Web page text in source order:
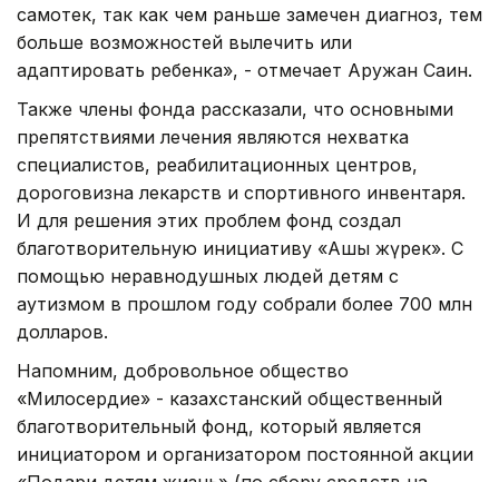
самотек, так как чем раньше замечен диагноз, тем
больше возможностей вылечить или
адаптировать ребенка», - отмечает Аружан Саин.
Также члены фонда рассказали, что основными
препятствиями лечения являются нехватка
специалистов, реабилитационных центров,
дороговизна лекарств и спортивного инвентаря.
И для решения этих проблем фонд создал
благотворительную инициативу «Ашық жүрек». С
помощью неравнодушных людей детям с
аутизмом в прошлом году собрали более 700 млн
долларов.
Напомним, добровольное общество
«Милосердие» - казахстанский общественный
благотворительный фонд, который является
инициатором и организатором постоянной акции